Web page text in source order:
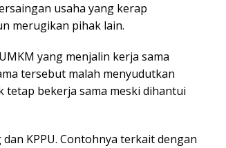
usaha yang kerap
merugikan pihak lain.
yang menjalin kerja sama
tersebut malah menyudutkan
bekerja sama meski dihantui
KPPU. Contohnya terkait dengan